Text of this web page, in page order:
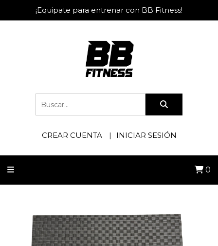
¡Equipate para entrenar con BB Fitness!
CREAR CUENTA INICIAR SESIÓN
0